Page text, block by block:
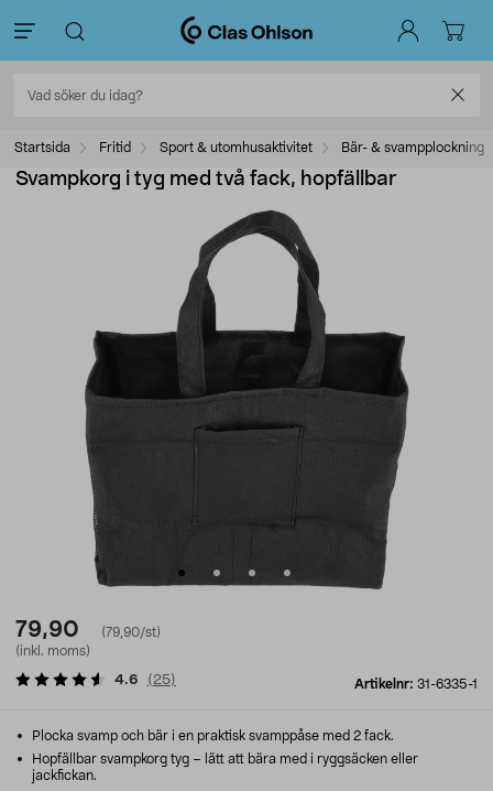
Startsida Fritid Sport & utomhusaktivitet Bär- & svampplockning
Svampkorg i tyg med två fack, hopfällbar
79,90
(79,90/st)
(inkl. moms)
Artikelnr: 31-6335-1
4.6 ( 25)
Plocka svamp och bär i en praktisk svamppåse med 2 fack.
Hopfällbar svampkorg tyg – lätt att bära med i ryggsäcken eller
jackfickan.